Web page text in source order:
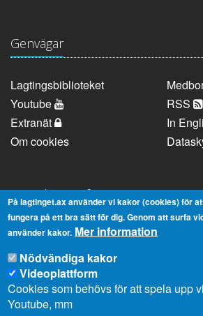
Genvägar
Lagtingsbiblioteket
Youtube
RSS
Extranät
In
Om cookies
Kontaktuppgifter
Strandgatan 37, AX-22100
Telefonnummer:
+358 18 25000
E-
post:
info@lagtinget.ax
Fler:
Kontakta lagtingets kansli
På lagtinget.ax använder vi kakor (cookies) för
fungera på ett bra sätt för dig. Genom att surfa
använder kakor. Mer information
Nödvändiga kakor
Videoplattform
Cookies som behövs för att spela upp
Youtube, mm